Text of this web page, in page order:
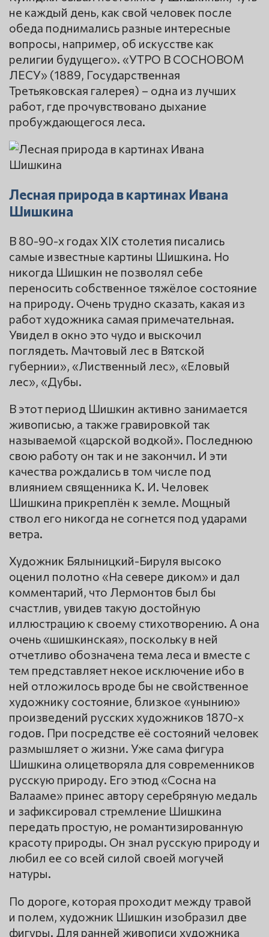
не каждый день, как свой человек после
обеда поднимались разные интересные
вопросы, например, об искусстве как
религии будущего». «УТРО В СОСНОВОМ
ЛЕСУ» (1889, Государственная
Третьяковская галерея) – одна из лучших
работ, где прочувствовано дыхание
пробуждающегося леса.
Лесная природа в картинах Ивана
Шишкина
В 80-90-х годах XIX столетия писались
самые известные картины Шишкина. Но
никогда Шишкин не позволял себе
переносить собственное тяжёлое состояние
на природу. Очень трудно сказать, какая из
работ художника самая примечательная.
Увидел в окно это чудо и выскочил
поглядеть. Мачтовый лес в Вятской
губернии», «Лиственный лес», «Еловый
лес», «Дубы.
В этот период Шишкин активно занимается
живописью, а также гравировкой так
называемой «царской водкой». Последнюю
свою работу он так и не закончил. И эти
качества рождались в том числе под
влиянием священника К. И. Человек
Шишкина прикреплён к земле. Мощный
ствол его никогда не согнется под ударами
ветра.
Художник Бялыницкий-Бируля высоко
оценил полотно «На севере диком» и дал
комментарий, что Лермонтов был бы
счастлив, увидев такую достойную
иллюстрацию к своему стихотворению. А она
очень «шишкинская», поскольку в ней
отчетливо обозначена тема леса и вместе с
тем представляет некое исключение ибо в
ней отложилось вроде бы не свойственное
художнику состояние, близкое «унынию»
произведений русских художников 1870-х
годов. При посредстве её состояний человек
размышляет о жизни. Уже сама фигура
Шишкина олицетворяла для современников
русскую природу. Его этюд «Сосна на
Валааме» принес автору серебряную медаль
и зафиксировал стремление Шишкина
передать простую, не романтизированную
красоту природы. Он знал русскую природу и
любил ее со всей силой своей могучей
натуры.
По дороге, которая проходит между травой
и полем, художник Шишкин изобразил две
фигуры. Для ранней живописи художника